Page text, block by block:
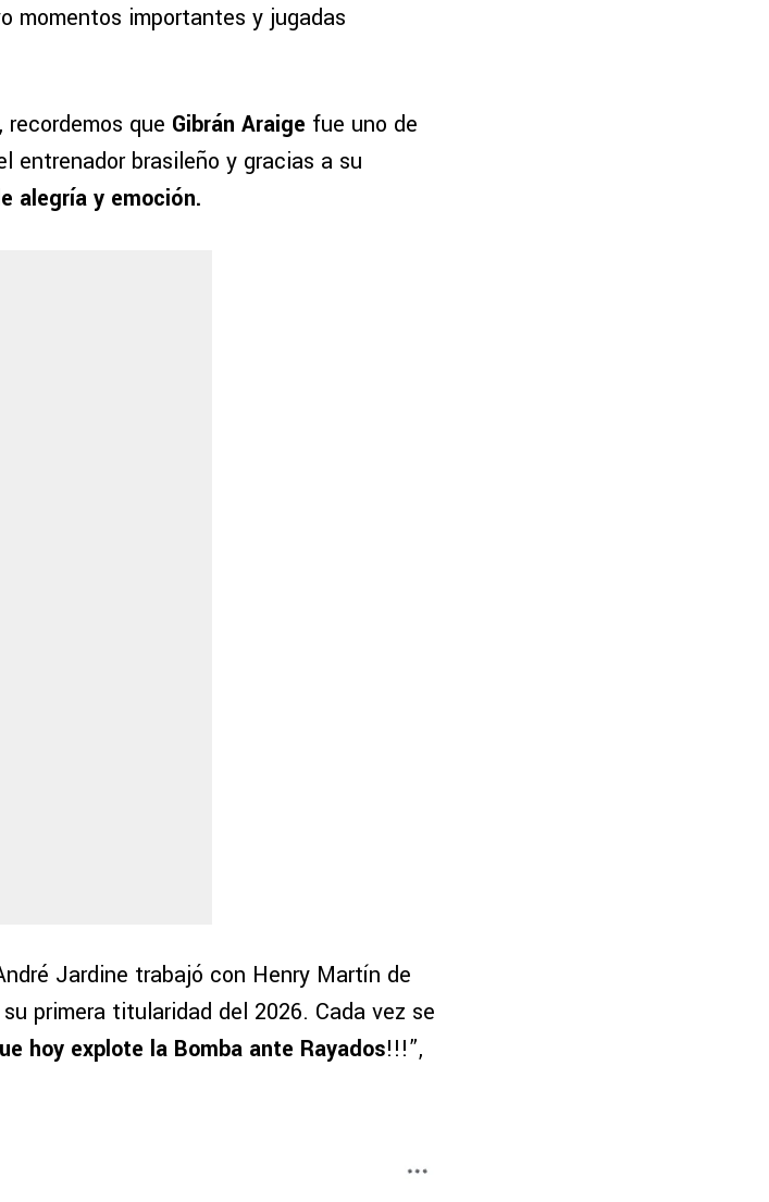
momentos importantes y jugadas
que Gibrán Araige fue uno de
entrenador brasileño y gracias a su
alegría y emoción.
Jardine trabajó con Henry Martín de
primera titularidad del 2026. Cada vez se
hoy explote la Bomba ante Rayados!!!”,